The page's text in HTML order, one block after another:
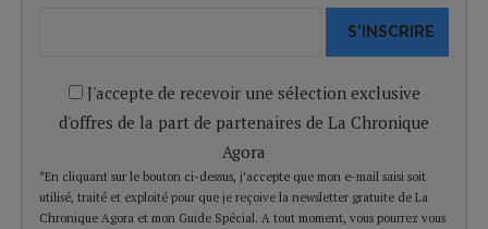
S'INSCRIRE
J'accepte de recevoir une sélection exclusive
d'offres de la part de partenaires de La Chronique
Agora
*En cliquant sur le bouton ci-dessus, j’accepte que mon e-mail saisi soit
utilisé, traité et exploité pour que je reçoive la newsletter gratuite de La
Chronique Agora et mon Guide Spécial. A tout moment, vous pourrez vous